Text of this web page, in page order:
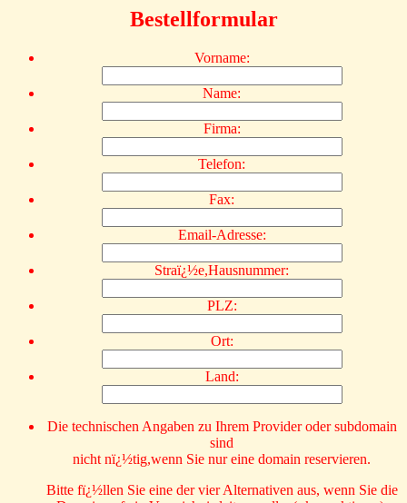
Bestellformular
Vorname:
Name:
Firma:
Telefon:
Fax:
Email-Adresse:
Straï¿½e,Hausnummer:
PLZ:
Ort:
Land:
Die technischen Angaben zu Ihrem Provider oder subdomain
sind
nicht nï¿½tig,wenn Sie nur eine domain reservieren.
Bitte fï¿½llen Sie eine der vier Alternativen aus, wenn Sie die